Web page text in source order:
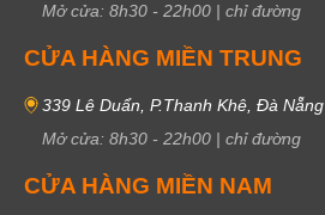
Mở cửa: 8h30 - 22h00 | chỉ đường
CỬA HÀNG MIỀN TRUNG
339 Lê Duẩn, P.Thanh Khê, Đà Nẵng
Mở cửa: 8h30 - 22h00 | chỉ đường
CỬA HÀNG MIỀN NAM